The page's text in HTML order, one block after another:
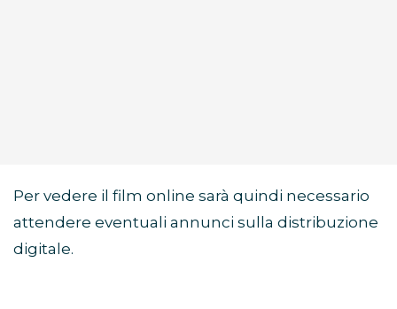
Per vedere il film online sarà quindi necessario
attendere eventuali annunci sulla distribuzione
digitale.